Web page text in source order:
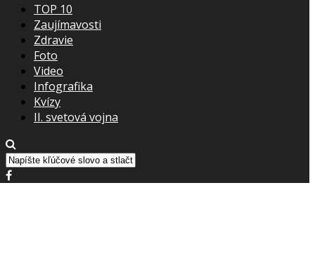
TOP 10
Zaujímavosti
Zdravie
Foto
Video
Infografika
Kvízy
II. svetová vojna